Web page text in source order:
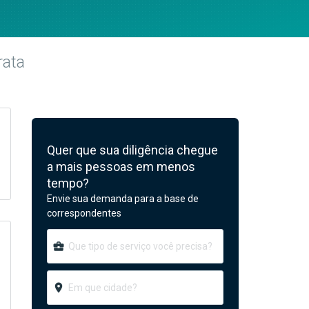
Quer que sua diligência chegue
a mais pessoas em menos
tempo?
Envie sua demanda para a base de
correspondentes
business_center
room